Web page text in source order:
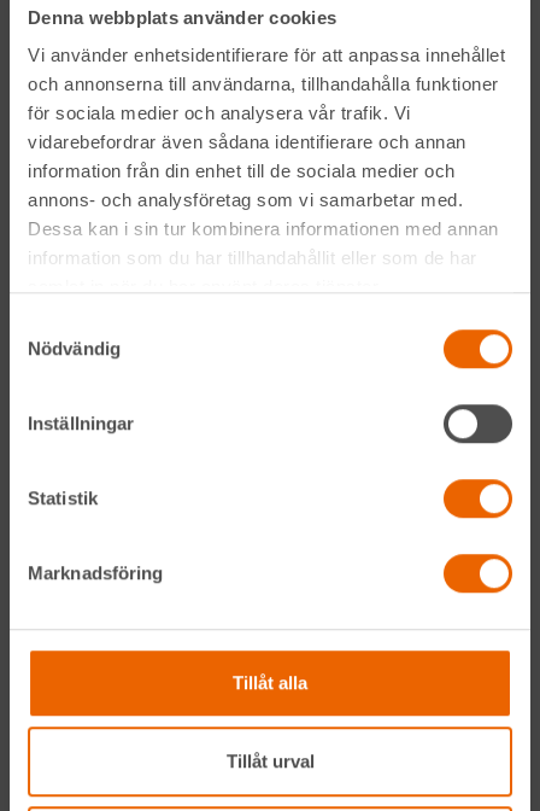
Denna webbplats använder cookies
Vi använder enhetsidentifierare för att anpassa innehållet
och annonserna till användarna, tillhandahålla funktioner
för sociala medier och analysera vår trafik. Vi
vidarebefordrar även sådana identifierare och annan
information från din enhet till de sociala medier och
annons- och analysföretag som vi samarbetar med.
Dessa kan i sin tur kombinera informationen med annan
information som du har tillhandahållit eller som de har
Nödvändig
Inställningar
Statistik
Marknadsföring
Tillåt alla
Tillåt urval
Prenumerera på vårt nyhetsbrev
Instagram
LinkedIn
Navigation
Våra maskiner